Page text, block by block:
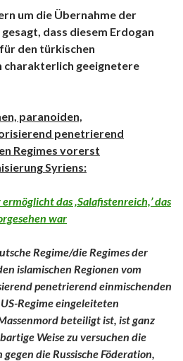
um die Übernahme der
dass diesem Erdogan
den türkischen
charakterlich geeignetere
paranoiden,
penetrierend
Regimes vorerst
Syriens:
das ‚Salafistenreich,’ das
war
Regime/die Regimes der
islamischen Regionen vom
penetrierend einmischenden
Regime eingeleiteten
beteiligt ist, ist ganz
Weise zu versuchen die
die Russische Föderation,